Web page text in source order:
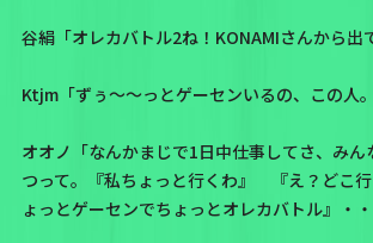
谷絹「オレカバトル2ね！KONAMIさんから出
Ktjm「ずぅ～～っとゲーセンいるの、この人。
オオノ「なんかまじで1日中仕事してさ、みん
つって。『私ちょっと行くわ』 『え？どこ
ょっとゲーセンでちょっとオレカバトル』・